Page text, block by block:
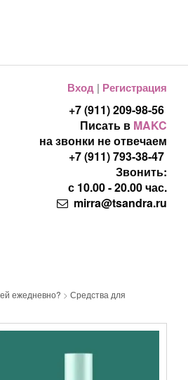
Вход | Регистрация
+7 (911) 209-98-56
Писать в MAKC
на звонки не отвечаем
+7 (911) 793-38-47
Звонить:
с 10.00 - 20.00 час.
mirra@tsandra.ru
ежедневно? > Средства для